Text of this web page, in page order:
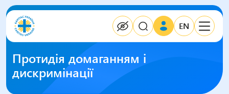
EN
Протидія домаганням і
дискримінації